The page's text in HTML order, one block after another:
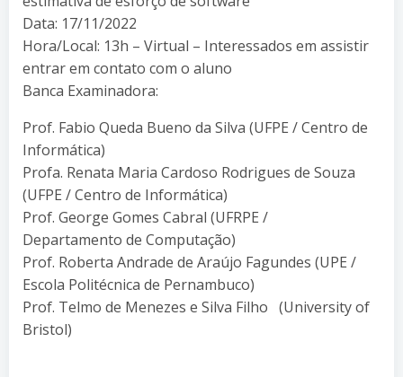
Data: 17/11/2022
Hora/Local: 13h – Virtual – Interessados em assistir
entrar em contato com o aluno
Banca Examinadora:
Prof. Fabio Queda Bueno da Silva (UFPE / Centro de
Informática)
Profa. Renata Maria Cardoso Rodrigues de Souza
(UFPE / Centro de Informática)
Prof. George Gomes Cabral (UFRPE /
Departamento de Computação)
Prof. Roberta Andrade de Araújo Fagundes (UPE /
Escola Politécnica de Pernambuco)
Prof. Telmo de Menezes e Silva Filho (University of
Bristol)